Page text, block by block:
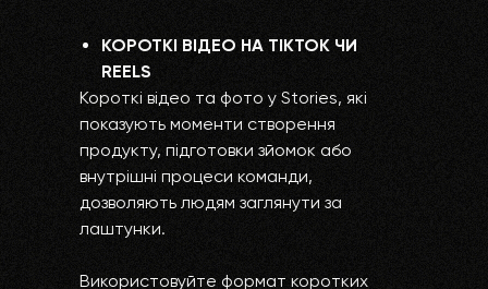
КОРОТКІ ВІДЕО НА TIKTOK ЧИ
REELS
Короткі відео та фото у Stories, які
показують моменти створення
продукту, підготовки зйомок або
внутрішні процеси команди,
дозволяють людям заглянути за
лаштунки.
Використовуйте формат коротких